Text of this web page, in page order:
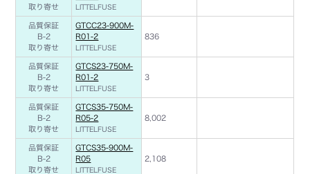
取り寄せ
LITTELFUSE
品質保証
B-2
取り寄せ
GTCC23-900M-
R01-2
LITTELFUSE
836
品質保証
B-2
取り寄せ
GTCS23-750M-
R01-2
LITTELFUSE
3
品質保証
B-2
取り寄せ
GTCS35-750M-
R05-2
LITTELFUSE
8,002
品質保証
B-2
取り寄せ
GTCS35-900M-
R05
LITTELFUSE
2,108